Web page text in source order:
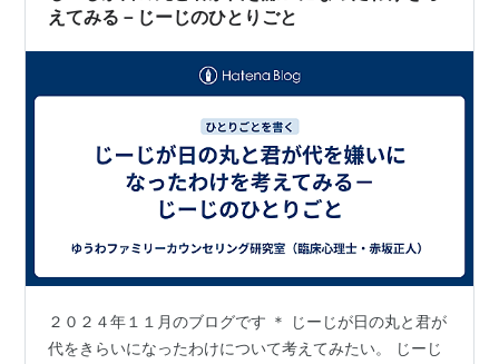
えてみる－じーじのひとりごと
２０２４年１１月のブログです ＊ じーじが日の丸と君が
代をきらいになったわけについて考えてみたい。 じーじ